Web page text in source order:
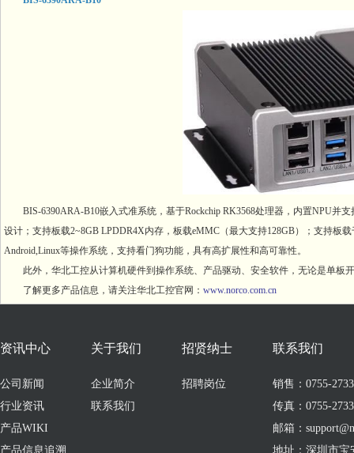
BIS-6390ARA-B10嵌入式准系统，基于Rockchip RK3568处理器，内置NPU并支
设计；支持板载2~8GB LPDDR4X内存，板载eMMC（最大支持128GB）；支持板
Android,Linux等操作系统，支持看门狗功能，具有高扩展性和高可靠性。
此外，华北工控从计算机硬件到操作系统、产品驱动、安全软件，无论是单板
了解更多产品信息，请关注华北工控官网： www.norco.com.cn
资讯中心
公司新闻
行业资讯
产品WIKI
产品信息追溯
关于我们
企业简介
联系我们
招贤纳士
招聘岗位
联系我们
销售：0755-
传真：0755-
邮箱：
地址：深圳市宝